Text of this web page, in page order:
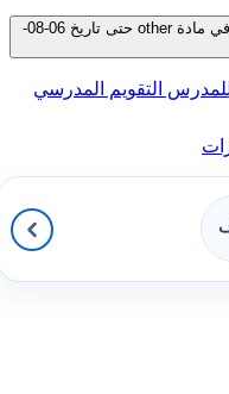
جميع الملفات المتوفرة بحسب الصف الأول في مادة other حتى تاريخ 06-08-
التقويم المدرسي